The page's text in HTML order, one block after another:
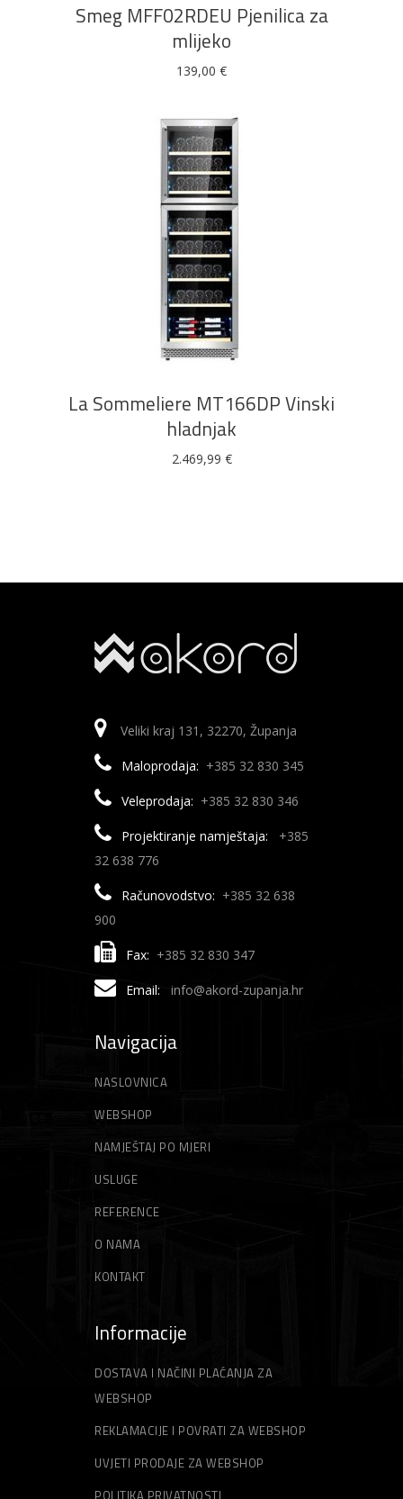
Smeg MFF02RDEU Pjenilica za
mlijeko
139,00 €
DODAJ U KOŠARICU
La Sommeliere MT166DP Vinski
hladnjak
2.469,99 €
Veliki kraj 131, 32270, Županja
Maloprodaja: +385 32 830 345
Veleprodaja: +385 32 830 346
Projektiranje namještaja:
+385
32 638 776
Računovodstvo: +385 32 638
900
Fax: +385 32 830 347
Email: info@akord-zupanja.hr
Navigacija
NASLOVNICA
WEBSHOP
NAMJEŠTAJ PO MJERI
USLUGE
REFERENCE
O NAMA
KONTAKT
Informacije
DOSTAVA I NAČINI PLAĆANJA ZA
WEBSHOP
REKLAMACIJE I POVRATI ZA WEBSHOP
UVJETI PRODAJE ZA WEBSHOP
POLITIKA PRIVATNOSTI